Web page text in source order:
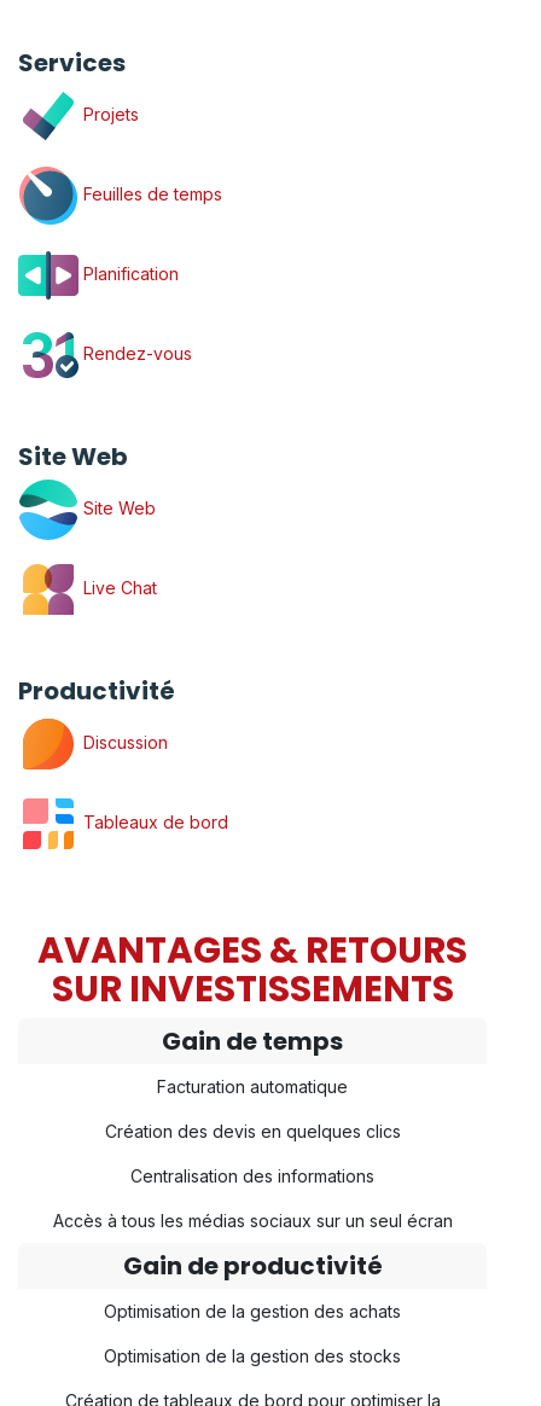
Services
Projets
Feuilles de temps
Planification
Rendez-vous
Site Web
Site Web
Live Chat
Productivité
Discussion
Tableaux de bord
AVANTAGES & RETOURS
SUR INVESTISSEMENTS
Gain de temps
Facturation automatique
Création des devis en quelques clics
Centralisation des informations
Accès à tous les médias sociaux sur un seul écran
Gain de productivité
Optimisation de la gestion des achats
Optimisation de la gestion des stocks
Création de tableaux de bord pour optimiser la